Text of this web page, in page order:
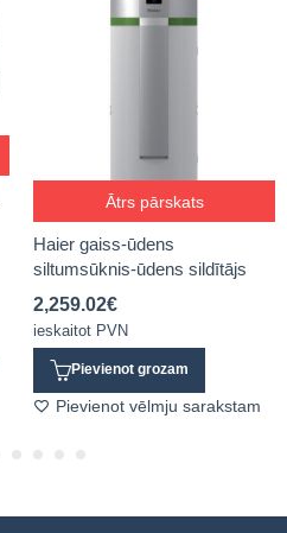
Ātrs pārskats
Haier gaiss-ūdens
siltumsūknis-ūdens sildītājs
2,259.02€
ieskaitot PVN
Pievienot grozam
Pievienot vēlmju sarakstam